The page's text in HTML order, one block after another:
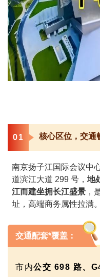
01 核心区位，交通
南京扬子江国际会议中
道滨江大道 299 号， 地
江而建坐拥长江盛景 ，
址，高端商务属性拉满。
交通配套*覆盖：
市内公交 698 路、